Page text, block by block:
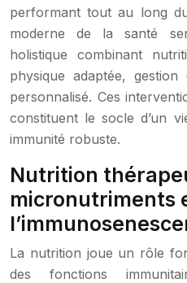
performant tout au long du
moderne de la santé
holistique combinant
physique adaptée,
personnalisé. Ces
constituent le socle d’un
immunité robuste.
Nutrition
micronutriments
La nutrition joue un rôle
des fonctions